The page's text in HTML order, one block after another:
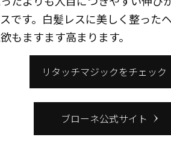
です。白髪レスに美しく整った
もますます高まります。
リタッチマジックをチェック
ブローネ公式サイト